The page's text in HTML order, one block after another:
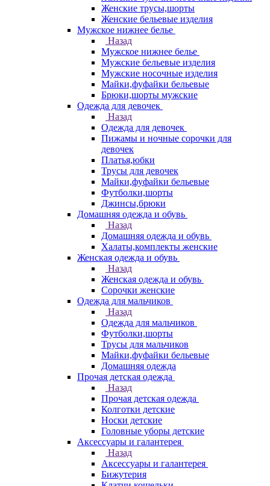
Женские трусы,шорты
Женские бельевые изделия
Мужское нижнее белье
Назад
Мужское нижнее белье
Мужские бельевые изделия
Мужские носочные изделия
Майки,фуфайки бельевые
Брюки,шорты мужские
Одежда для девочек
Назад
Одежда для девочек
Пижамы и ночные сорочки для
девочек
Платья,юбки
Трусы для девочек
Майки,фуфайки бельевые
Футболки,шорты
Джинсы,брюки
Домашняя одежда и обувь
Назад
Домашняя одежда и обувь
Халаты,комплекты женские
Женская одежда и обувь
Назад
Женская одежда и обувь
Сорочки женские
Одежда для мальчиков
Назад
Одежда для мальчиков
Футболки,шорты
Трусы для мальчиков
Майки,фуфайки бельевые
Домашняя одежда
Прочая детская одежда
Назад
Прочая детская одежда
Колготки детские
Носки детские
Головные уборы детские
Аксессуары и галантерея
Назад
Аксессуары и галантерея
Бижутерия